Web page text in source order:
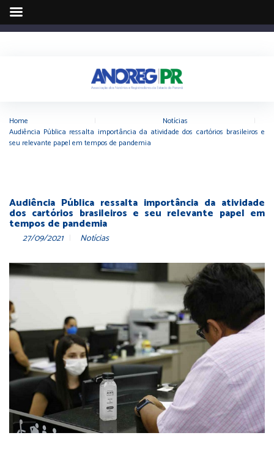
Home Notícias
Audiência Pública ressalta importância da atividade dos cartórios brasileiros e
seu relevante papel em tempos de pandemia
Audiência Pública ressalta importância da atividade
dos cartórios brasileiros e seu relevante papel em
tempos de pandemia
27/09/2021 Notícias